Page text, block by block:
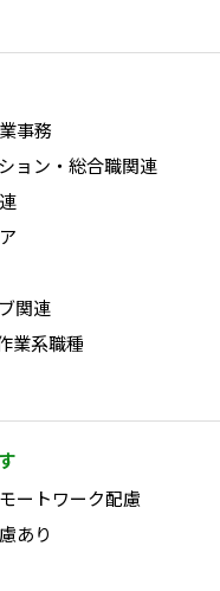
事務
ョン・総合職関連
関連
業系職種
ートワーク配慮
あり